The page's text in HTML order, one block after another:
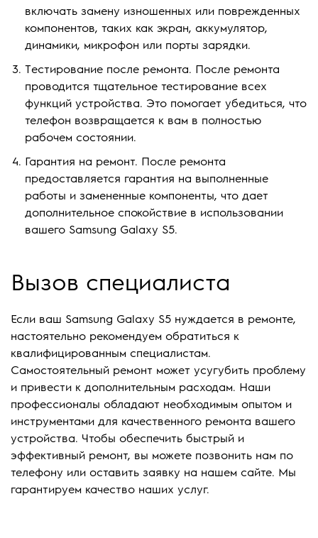
включать замену изношенных или поврежденных
компонентов, таких как экран, аккумулятор,
динамики, микрофон или порты зарядки.
Тестирование после ремонта. После ремонта
проводится тщательное тестирование всех
функций устройства. Это помогает убедиться, что
телефон возвращается к вам в полностью
рабочем состоянии.
Гарантия на ремонт. После ремонта
предоставляется гарантия на выполненные
работы и замененные компоненты, что дает
дополнительное спокойствие в использовании
вашего Samsung Galaxy S5.
Вызов специалиста
Если ваш Samsung Galaxy S5 нуждается в ремонте,
настоятельно рекомендуем обратиться к
квалифицированным специалистам.
Самостоятельный ремонт может усугубить проблему
и привести к дополнительным расходам. Наши
профессионалы обладают необходимым опытом и
инструментами для качественного ремонта вашего
устройства. Чтобы обеспечить быстрый и
эффективный ремонт, вы можете позвонить нам по
телефону или оставить заявку на нашем сайте. Мы
гарантируем качество наших услуг.